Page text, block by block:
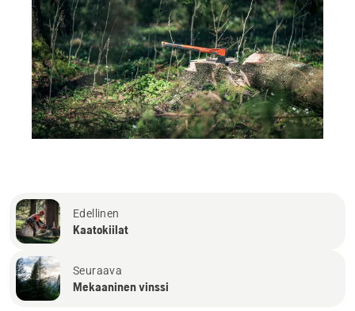
Edellinen
Kaatokiilat
Seuraava
Mekaaninen vinssi